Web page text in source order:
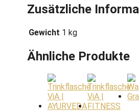
Zusätzliche
Gewicht 1 kg
Ähnliche Produkte